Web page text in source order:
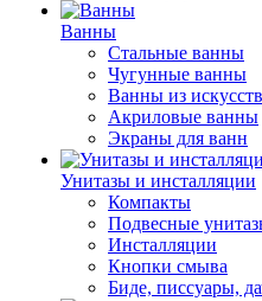
Ванны
Стальные ванны
Чугунные ванны
Ванны из
Акриловые ванны
Экраны для ванн
Унитазы и инсталляции
Компакты
Подвесные
Инсталляции
Кнопки смыва
Биде, писсуары,